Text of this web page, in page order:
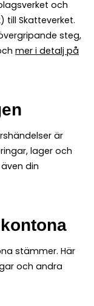
och
till Skatteverket.
steg,
mer i detalj på
är
lager och
din
stämmer. Här
och andra